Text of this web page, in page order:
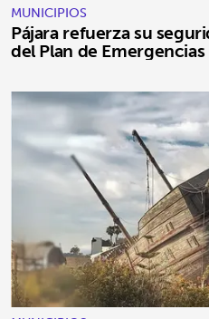
MUNICIPIOS
Pájara refuerza su
del Plan de